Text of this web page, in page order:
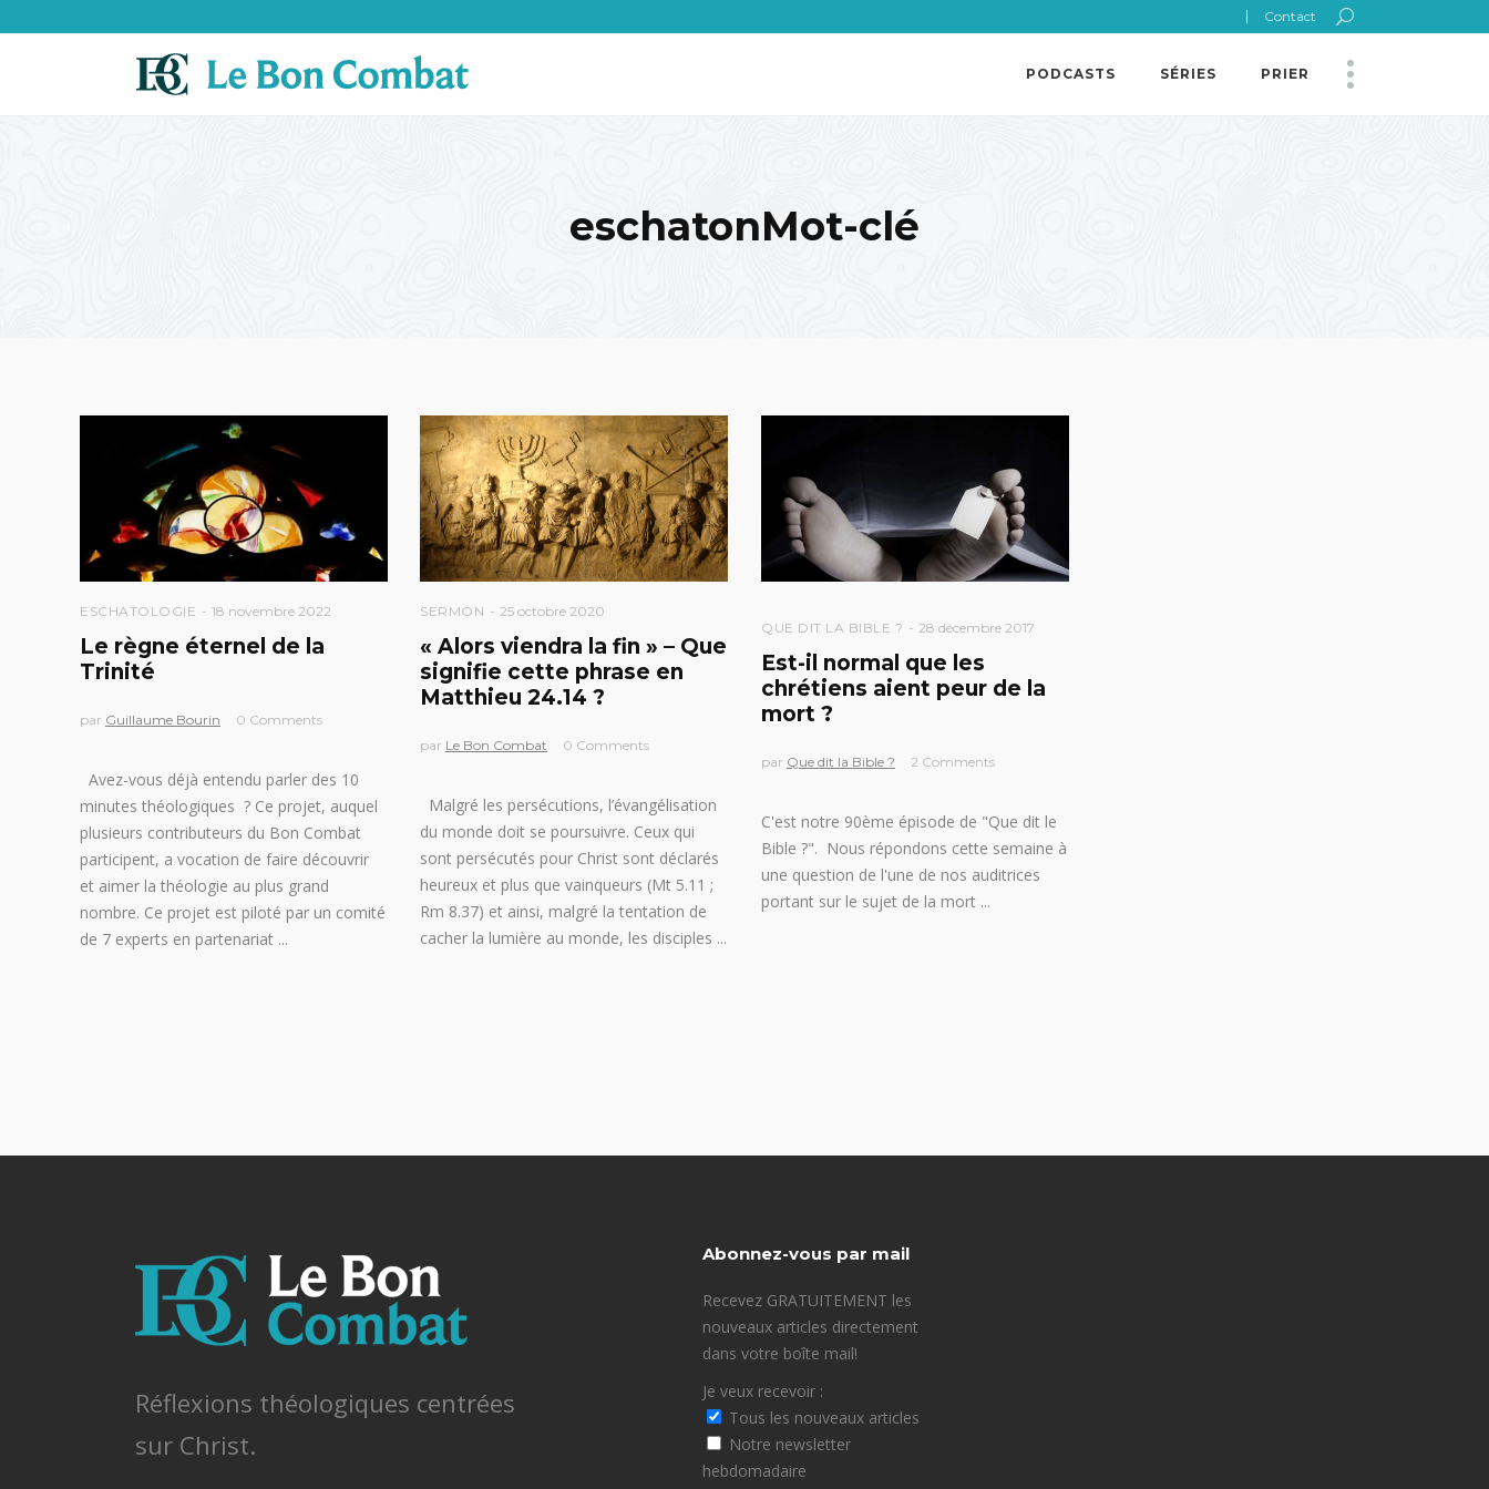
Contact
PODCASTS SÉRIES PRIER
eschatonMot-clé
ESCHATOLOGIE 18 novembre 2022
Le règne éternel de la
Trinité
par Guillaume Bourin 0 Comments
Avez-vous déjà entendu parler des 10
minutes théologiques ? Ce projet, auquel
plusieurs contributeurs du Bon Combat
participent, a vocation de faire découvrir
et aimer la théologie au plus grand
nombre. Ce projet est piloté par un comité
de 7 experts en partenariat
SERMON 25 octobre 2020
« Alors viendra la fin » – Que
signifie cette phrase en
Matthieu 24.14 ?
par Le Bon Combat 0 Comments
Malgré les persécutions, l’évangélisation
du monde doit se poursuivre. Ceux qui
sont persécutés pour Christ sont déclarés
heureux et plus que vainqueurs (Mt 5.11 ;
Rm 8.37) et ainsi, malgré la tentation de
cacher la lumière au monde, les disciples
QUE DIT LA BIBLE ? 28 décembre 2017
Est-il normal que les
chrétiens aient peur de la
mort ?
par Que dit la Bible ? 2 Comments
C'est notre 90ème épisode de "Que dit le
Bible ?". Nous répondons cette semaine à
une question de l'une de nos auditrices
portant sur le sujet de la mort
Réflexions théologiques centrées
sur Christ.
Abonnez-vous par mail
Recevez GRATUITEMENT les
nouveaux articles directement
dans votre boîte mail!
Je veux recevoir :
Tous les nouveaux articles
Notre newsletter
hebdomadaire